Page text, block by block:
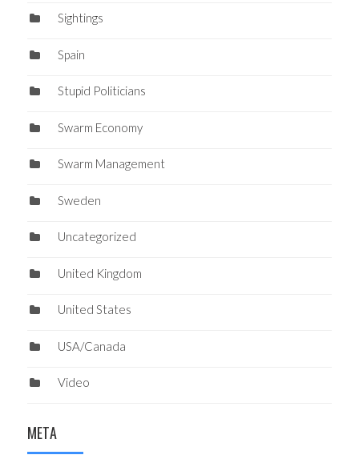
Sightings
Spain
Stupid Politicians
Swarm Economy
Swarm Management
Sweden
Uncategorized
United Kingdom
United States
USA/Canada
Video
META